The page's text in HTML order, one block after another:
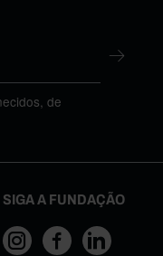
de
SIGA A FUNDAÇÃO